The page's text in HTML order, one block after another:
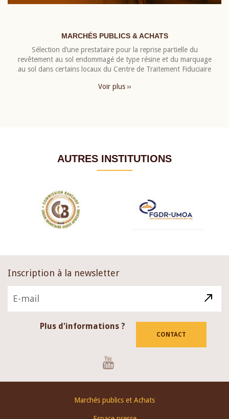
MARCHÉS PUBLICS & ACHATS
Sélection d’une prestataire pour la reprise partielle du
revêtement au sol endommagé de type résine et du marquage
au sol dans certains locaux du Centre de Traitement Fiduciaire
Voir plus ››
AUTRES INSTITUTIONS
Inscription à la newsletter
Plus d'informations ?
CONTACT
Marchés publics et Achats